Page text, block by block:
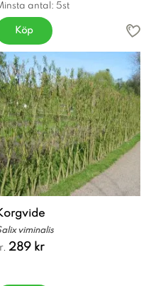
antal: 5st
Köp
viminalis
289 kr